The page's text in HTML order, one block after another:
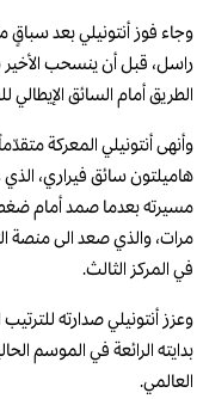
وجاء فوز أنتونيلي بعد سباقٍ
راسل، قبل أن ينسحب
الطريق أمام السائق
وأنهى أنتونيلي المعركة
هاميلتون سائق فيراري،
مسيرته بعدما صمد أمام
مرات، والذي صعد الى منصة
في المركز الثالث.
بدايته الرائعة في الموسم
العالمي.